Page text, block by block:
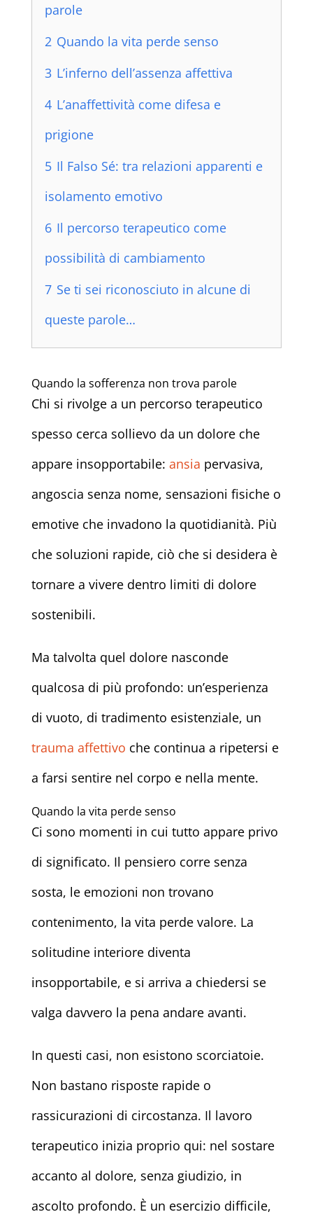
parole
2 Quando la vita perde senso
3 L’inferno dell’assenza affettiva
4 L’anaffettività come difesa e
prigione
5 Il Falso Sé: tra relazioni apparenti e
isolamento emotivo
6 Il percorso terapeutico come
possibilità di cambiamento
7 Se ti sei riconosciuto in alcune di
queste parole…
Quando la sofferenza non trova parole
Chi si rivolge a un percorso terapeutico
spesso cerca sollievo da un dolore che
appare insopportabile: ansia pervasiva,
angoscia senza nome, sensazioni fisiche o
emotive che invadono la quotidianità. Più
che soluzioni rapide, ciò che si desidera è
tornare a vivere dentro limiti di dolore
sostenibili.
Ma talvolta quel dolore nasconde
qualcosa di più profondo: un’esperienza
di vuoto, di tradimento esistenziale, un
trauma affettivo che continua a ripetersi e
a farsi sentire nel corpo e nella mente.
Quando la vita perde senso
Ci sono momenti in cui tutto appare privo
di significato. Il pensiero corre senza
sosta, le emozioni non trovano
contenimento, la vita perde valore. La
solitudine interiore diventa
insopportabile, e si arriva a chiedersi se
valga davvero la pena andare avanti.
In questi casi, non esistono scorciatoie.
Non bastano risposte rapide o
rassicurazioni di circostanza. Il lavoro
terapeutico inizia proprio qui: nel sostare
accanto al dolore, senza giudizio, in
ascolto profondo. È un esercizio difficile,